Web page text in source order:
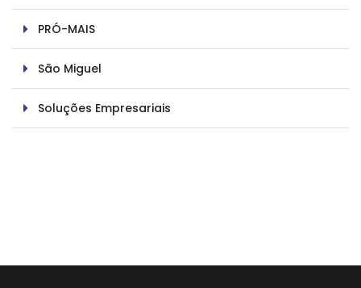
PRÓ-MAIS
São Miguel
Soluções Empresariais